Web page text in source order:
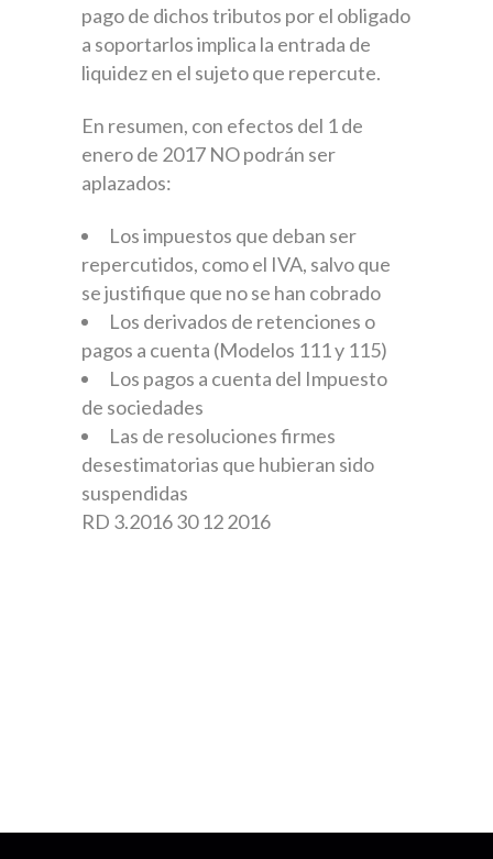
pago de dichos tributos por el obligado
a soportarlos implica la entrada de
liquidez en el sujeto que repercute.
En resumen, con efectos del 1 de
enero de 2017 NO podrán ser
aplazados:
Los impuestos que deban ser
repercutidos, como el IVA, salvo que
se justifique que no se han cobrado
Los derivados de retenciones o
pagos a cuenta (Modelos 111 y 115)
Los pagos a cuenta del Impuesto
de sociedades
Las de resoluciones firmes
desestimatorias que hubieran sido
suspendidas
RD 3.2016 30 12 2016